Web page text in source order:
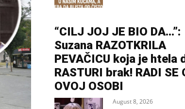
“CILJ JOJ JE BIO DA…”:
Suzana RAZOTKRILA
PEVAČICU koja je htela
RASTURI brak! RADI SE
OVOJ OSOBI
August 8, 2026